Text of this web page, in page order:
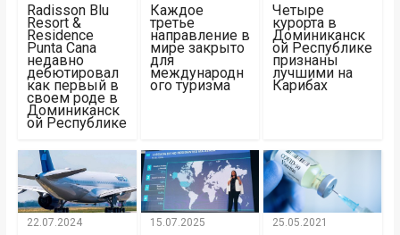
Radisson Blu
Resort &
Residence
Punta Cana
недавно
дебютировал
как первый в
своем роде в
Доминиканск
ой Республике
Каждое
третье
направление в
мире закрыто
для
международн
ого туризма
Четыре
курорта в
Доминиканск
ой Республике
признаны
лучшими на
Карибах
22.07.2024 15.07.2025 25.05.2021